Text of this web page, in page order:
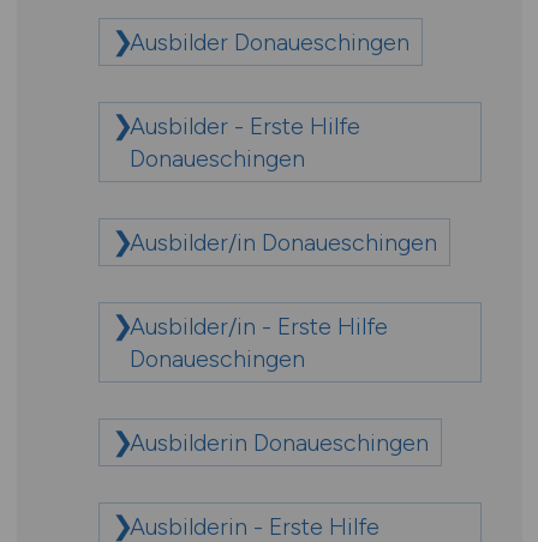
Ausbilder Donaueschingen
Ausbilder - Erste Hilfe
Donaueschingen
Ausbilder/in Donaueschingen
Ausbilder/in - Erste Hilfe
Donaueschingen
Ausbilderin Donaueschingen
Ausbilderin - Erste Hilfe